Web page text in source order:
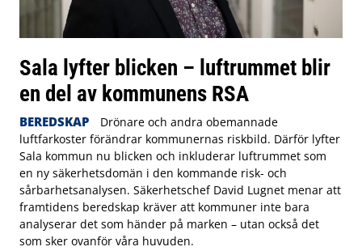
Sala lyfter blicken – luftrummet blir
en del av kommunens RSA
BEREDSKAP
Drönare och andra obemannade
luftfarkoster förändrar kommunernas riskbild. Därför lyfter
Sala kommun nu blicken och inkluderar luftrummet som
en ny säkerhetsdomän i den kommande risk- och
sårbarhetsanalysen. Säkerhetschef David Lugnet menar att
framtidens beredskap kräver att kommuner inte bara
analyserar det som händer på marken – utan också det
som sker ovanför våra huvuden.